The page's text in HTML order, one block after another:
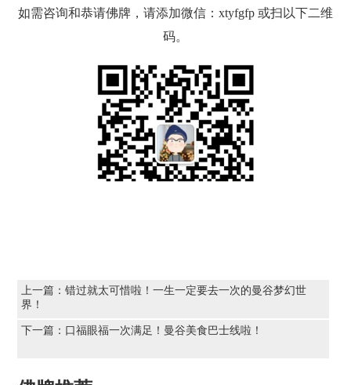
如需咨询和恭请佛牌，请添加微信：xtyfgfp 或扫以下二维
码。
上一篇：错过就太可惜啦！一生一定要去一次的曼谷梦幻世
界！
下一篇： 口福眼福一次满足！曼谷美食巴士线啦！